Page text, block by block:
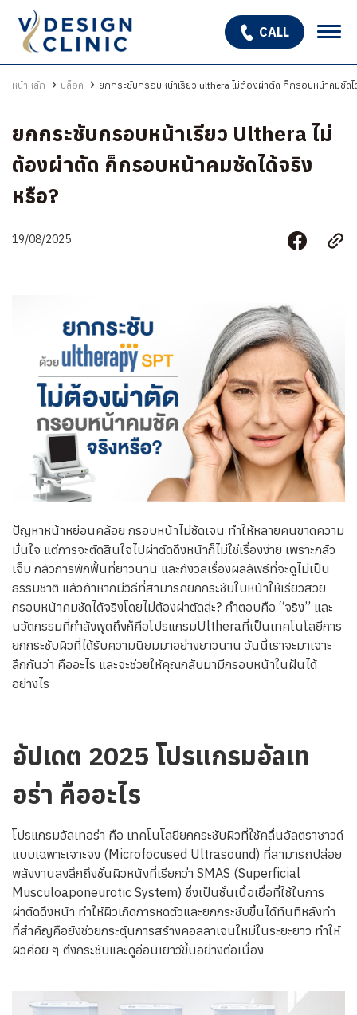
เกี่ยวกับเรา
OPEN SUBMENU
โปรแกรมรักษาหลุมสิว
รักษาผมร่วง ผมบาง
ทีมแพทย์
ติดต่อเรา
CALL
หน้าหลัก บล็อค ยกกระชับกรอบหน้าเรียว ulthera ไม่ต้องผ่าตัด ก็กรอบหน้าคมชัดไ
ยกกระชับกรอบหน้าเรียว Ulthera ไม่
ต้องผ่าตัด ก็กรอบหน้าคมชัดได้จริง
หรือ?
19/08/2025
ปัญหาหน้าหย่อนคล้อย กรอบหน้าไม่ชัดเจน ทำให้หลายคนขาดความ
มั่นใจ แต่การจะตัดสินใจไปผ่าตัดดึงหน้าก็ไม่ใช่เรื่องง่าย เพราะกลัว
เจ็บ กลัวการพักฟื้นที่ยาวนาน และกังวลเรื่องผลลัพธ์ที่จะดูไม่เป็น
ธรรมชาติ แล้วถ้าหากมีวิธีที่สามารถยกกระชับใบหน้าให้เรียวสวย
กรอบหน้าคมชัดได้จริงโดยไม่ต้องผ่าตัดล่ะ? คำตอบคือ “จริง” และ
นวัตกรรมที่กำลังพูดถึงก็คือโปรแกรมUltheraที่เป็นเทคโนโลยีการ
ยกกระชับผิวที่ได้รับความนิยมมาอย่างยาวนาน วันนี้เราจะมาเจาะ
ลึกกันว่า คืออะไร และจะช่วยให้คุณกลับมามีกรอบหน้าในฝันได้
อย่างไร
อัปเดต 2025 โปรแกรมอัลเท
อร่า คืออะไร
โปรแกรมอัลเทอร่า คือ เทคโนโลยียกกระชับผิวที่ใช้คลื่นอัลตราซาวด์
แบบเฉพาะเจาะจง (Microfocused Ultrasound) ที่สามารถปล่อย
พลังงานลงลึกถึงชั้นผิวหนังที่เรียกว่า SMAS (Superficial
Musculoaponeurotic System) ซึ่งเป็นชั้นเนื้อเยื่อที่ใช้ในการ
ผ่าตัดดึงหน้า ทำให้ผิวเกิดการหดตัวและยกกระชับขึ้นได้ทันทีหลังทำ
ที่สำคัญคือยังช่วยกระตุ้นการสร้างคอลลาเจนใหม่ในระยะยาว ทำให้
ผิวค่อย ๆ ตึงกระชับและดูอ่อนเยาว์ขึ้นอย่างต่อเนื่อง